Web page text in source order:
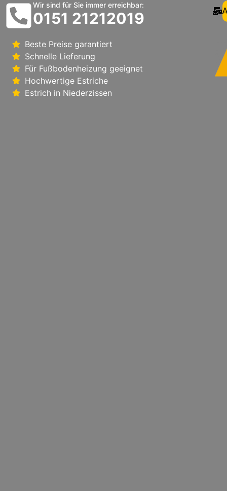
Wir sind für Sie immer erreichbar:
0151 21212019
Beste Preise garantiert
Schnelle Lieferung
Für Fußbodenheizung geeignet
Hochwertige Estriche
Estrich in Niederzissen